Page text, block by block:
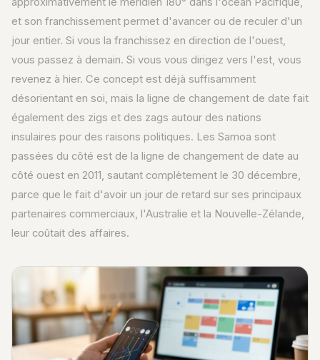
et son franchissement permet d'avancer ou de reculer d'un
jour entier. Si vous la franchissez en direction de l'ouest,
vous passez à demain. Si vous vous dirigez vers l'est, vous
revenez à hier. Ce concept est déjà suffisamment
désorientant en soi, mais la ligne de changement de date fait
également des zigs et des zags autour des nations
insulaires pour des raisons politiques. Les Samoa sont
passées du côté est de la ligne de changement de date au
côté ouest en 2011, sautant complètement le 30 décembre,
parce que le fait d'avoir un jour de retard sur ses principaux
partenaires commerciaux, l'Australie et la Nouvelle-Zélande,
leur coûtait des affaires.